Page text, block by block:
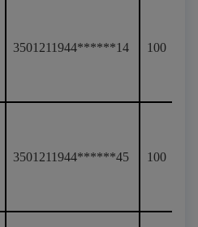
3501211944******14 100
3501211944******45 100